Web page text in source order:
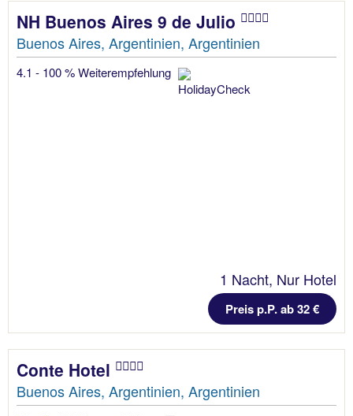
NH Buenos Aires 9 de Julio
Buenos Aires, Argentinien, Argentinien
4.1 - 100 % Weiterempfehlung
1 Nacht, Nur Hotel
Preis p.P. ab 32 €
Conte Hotel
Buenos Aires, Argentinien, Argentinien